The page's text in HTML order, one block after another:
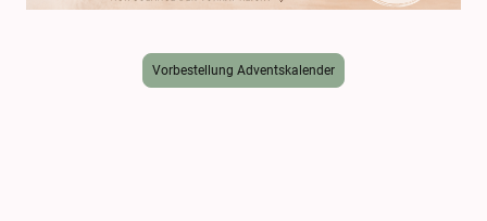
Vorbestellung Adventskalender